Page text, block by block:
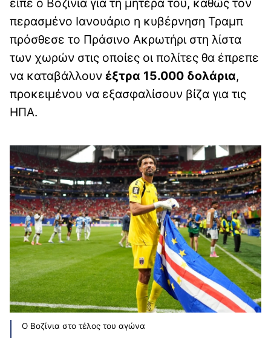
περασμένο Ιανουάριο η κυβέρνηση Τραμπ
πρόσθεσε το Πράσινο Ακρωτήρι στη λίστα
των χωρών στις οποίες οι πολίτες θα έπρεπε
να καταβάλλουν έξτρα 15.000 δολάρια,
προκειμένου να εξασφαλίσουν βίζα για τις
ΗΠΑ.
Ο Βοζίνια στο τέλος του αγώνα